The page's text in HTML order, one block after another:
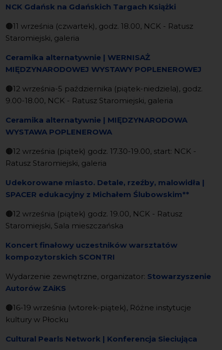
NCK Gdańsk na Gdańskich Targach Książki
🟤11 września (czwartek), godz. 18.00, NCK - Ratusz
Staromiejski, galeria
Ceramika alternatywnie | WERNISAŻ
MIĘDZYNARODOWEJ WYSTAWY POPLENEROWEJ
🟤12 września-5 października (piątek-niedziela), godz.
9.00-18.00, NCK - Ratusz Staromiejski, galeria
Ceramika alternatywnie | MIĘDZYNARODOWA
WYSTAWA POPLENEROWA
🟤12 września (piątek) godz. 17.30-19.00, start: NCK -
Ratusz Staromiejski, galeria
Udekorowane miasto. Detale, rzeźby, malowidła |
SPACER edukacyjny z Michałem Ślubowskim**
🟤12 września (piątek) godz. 19.00, NCK - Ratusz
Staromiejski, Sala mieszczańska
Koncert finałowy uczestników warsztatów
kompozytorskich SCONTRI
Wydarzenie zewnętrzne, organizator: Stowarzyszenie
Autorów ZAiKS
🟤16-19 września (wtorek-piątek), Różne instytucje
kultury w Płocku
Cultural Pearls Network | Konferencja Sieciująca